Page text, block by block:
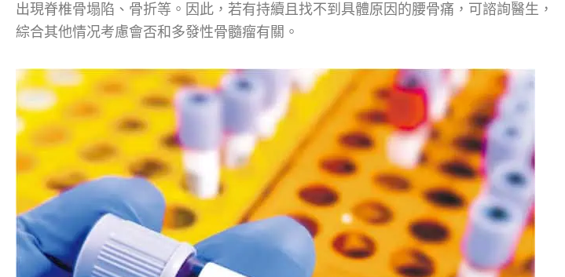
出現脊椎骨塌陷、骨折等。因此，若有持續且找不到具體原因的腰骨痛，可諮詢醫生，
綜合其他情况考慮會否和多發性骨髓瘤有關。